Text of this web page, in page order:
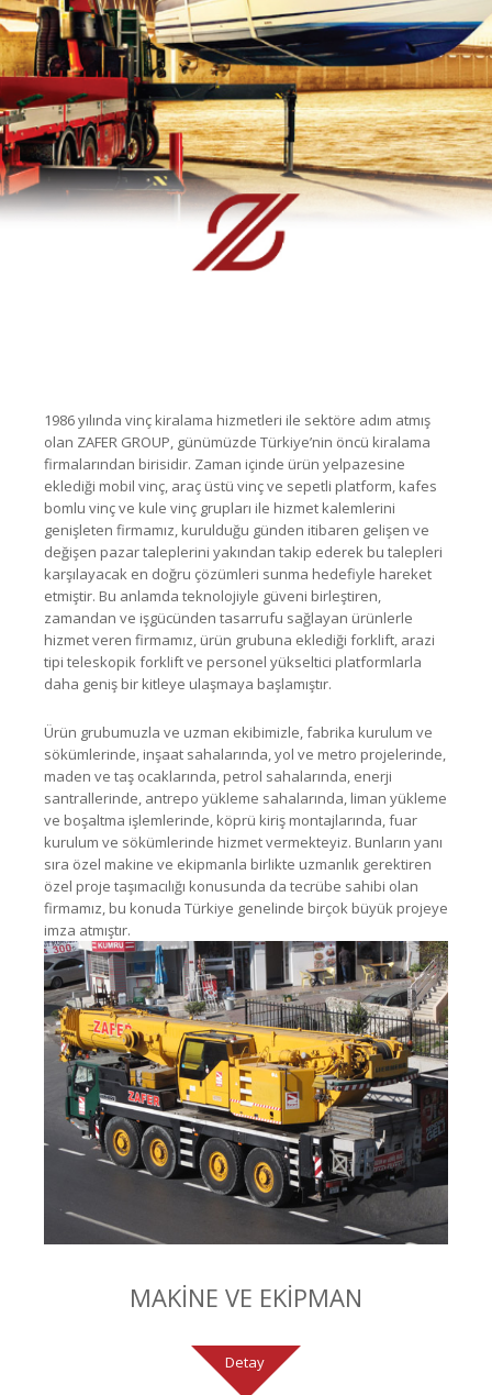
1986 yılında vinç kiralama hizmetleri ile sektöre adım atmış
olan ZAFER GROUP, günümüzde Türkiye’nin öncü kiralama
firmalarından birisidir. Zaman içinde ürün yelpazesine
eklediği mobil vinç, araç üstü vinç ve sepetli platform, kafes
bomlu vinç ve kule vinç grupları ile hizmet kalemlerini
genişleten firmamız, kurulduğu günden itibaren gelişen ve
değişen pazar taleplerini yakından takip ederek bu talepleri
karşılayacak en doğru çözümleri sunma hedefiyle hareket
etmiştir. Bu anlamda teknolojiyle güveni birleştiren,
zamandan ve işgücünden tasarrufu sağlayan ürünlerle
hizmet veren firmamız, ürün grubuna eklediği forklift, arazi
tipi teleskopik forklift ve personel yükseltici platformlarla
daha geniş bir kitleye ulaşmaya başlamıştır.
Ürün grubumuzla ve uzman ekibimizle, fabrika kurulum ve
sökümlerinde, inşaat sahalarında, yol ve metro projelerinde,
maden ve taş ocaklarında, petrol sahalarında, enerji
santrallerinde, antrepo yükleme sahalarında, liman yükleme
ve boşaltma işlemlerinde, köprü kiriş montajlarında, fuar
kurulum ve sökümlerinde hizmet vermekteyiz. Bunların yanı
sıra özel makine ve ekipmanla birlikte uzmanlık gerektiren
özel proje taşımacılığı konusunda da tecrübe sahibi olan
firmamız, bu konuda Türkiye genelinde birçok büyük projeye
imza atmıştır.
MAKİNE VE EKİPMAN
Detay